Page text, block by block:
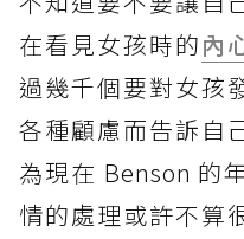
在看見女孩時的內
過幾千個要對女孩
各種顧慮而告訴自
為現在 Benson 的
情的處理或許不算